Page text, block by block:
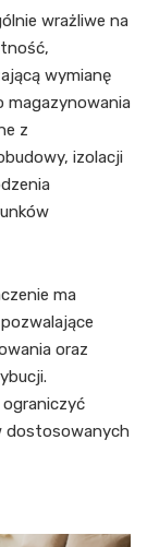
wrażliwe na
wymianę
magazynowania
z
izolacji
ma
oraz
dostosowanych